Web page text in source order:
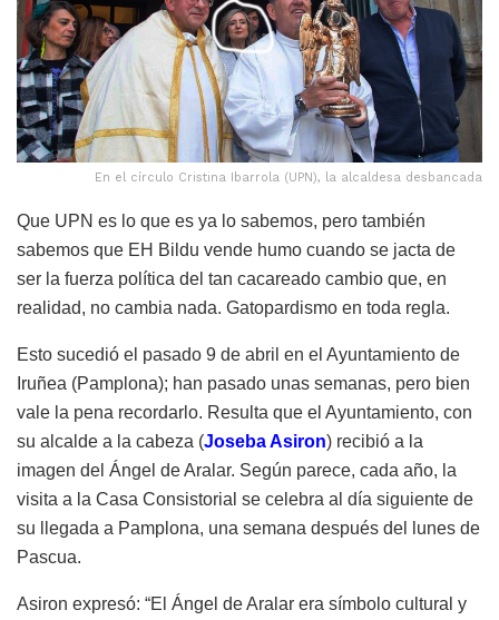
En el círculo Cristina Ibarrola (UPN), la alcaldesa desbancada
Que UPN es lo que es ya lo sabemos, pero también
sabemos que EH Bildu vende humo cuando se jacta de
ser la fuerza política del tan cacareado cambio que, en
realidad, no cambia nada. Gatopardismo en toda regla.
Esto sucedió el pasado 9 de abril en el Ayuntamiento de
Iruñea (Pamplona); han pasado unas semanas, pero bien
vale la pena recordarlo. Resulta que el Ayuntamiento, con
su alcalde a la cabeza (Joseba Asiron) recibió a la
imagen del Ángel de Aralar. Según parece, cada año, la
visita a la Casa Consistorial se celebra al día siguiente de
su llegada a Pamplona, una semana después del lunes de
Pascua.
Asiron expresó: “El Ángel de Aralar era símbolo cultural y